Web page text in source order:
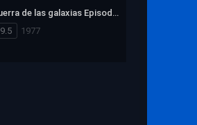
1968
La guerra de las galaxias Episodio IV: Una nueva esperanza
9.5
1977